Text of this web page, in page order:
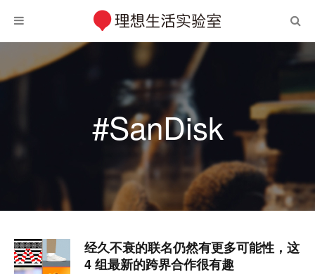
#SanDisk
经久不衰的联名仍然有更多可能性，这
4 组最新的跨界合作很有趣